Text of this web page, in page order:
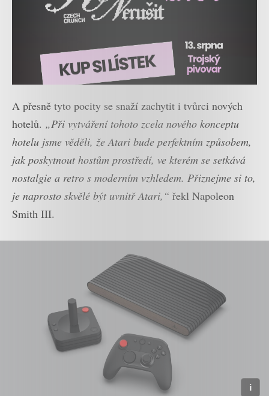
A přesně tyto pocity se snaží zachytit i tvůrci nových
hotelů. „Při vytváření tohoto zcela nového konceptu
hotelu jsme věděli, že Atari bude perfektním způsobem,
jak poskytnout hostům prostředí, ve kterém se setkává
nostalgie a retro s moderním vzhledem. Přiznejme si to,
je naprosto skvělé být uvnitř Atari,“ řekl Napoleon
Smith III.